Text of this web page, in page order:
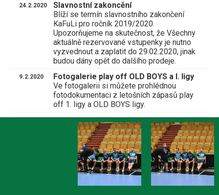
24.2.2020
Slavnostní zakoncění
Blíží se termín slavnostního zakončení
KaFuLi pro ročník 2019/2020.
Upozorňujeme na skutečnost, že Všechny
aktuálně rezervované vstupenky je nutno
vyzvednout a zaplatit do 29.02.2020, jinak
budou dány opět do dalšího prodeje.
9.2.2020
Fotogalerie play off OLD BOYS a I. ligy
Ve fotogalerii si můžete prohlédnou
fotodokumentaci z letošních zápasů play
off 1. ligy a OLD BOYS ligy.